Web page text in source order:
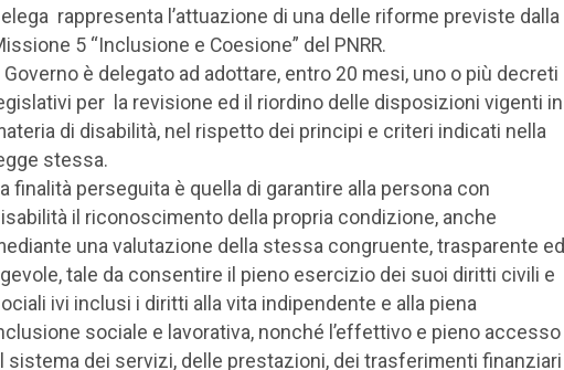
rappresenta l’attuazione di una delle riforme previste dalla
5 “Inclusione e Coesione” del PNRR.
Governo è delegato ad adottare, entro 20 mesi, uno o più decreti
per la revisione ed il riordino delle disposizioni vigenti in
di disabilità, nel rispetto dei principi e criteri indicati nella
stessa.
finalità perseguita è quella di garantire alla persona con
il riconoscimento della propria condizione, anche
una valutazione della stessa congruente, trasparente ed
tale da consentire il pieno esercizio dei suoi diritti civili e
ivi inclusi i diritti alla vita indipendente e alla piena
sociale e lavorativa, nonché l’effettivo e pieno accesso
sistema dei servizi, delle prestazioni, dei trasferimenti finanziari